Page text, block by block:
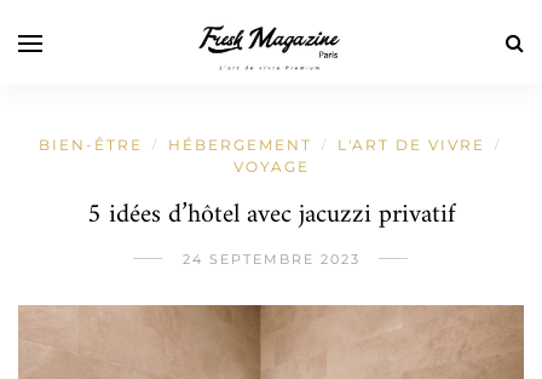
BIEN-ÊTRE / HÉBERGEMENT / L'ART DE VIVRE /
VOYAGE
5 idées d’hôtel avec jacuzzi privatif
24 SEPTEMBRE 2023